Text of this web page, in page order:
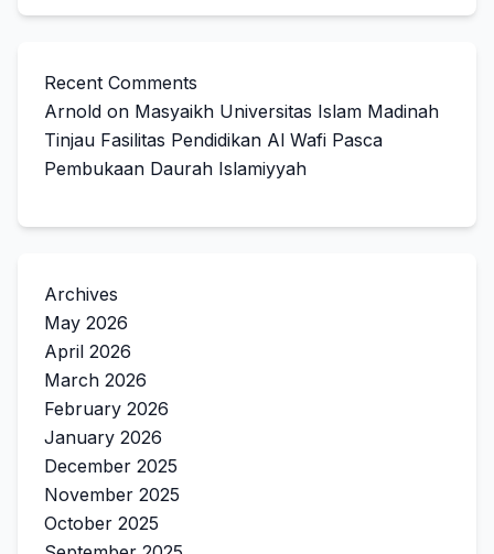
Recent Comments
Arnold on Masyaikh Universitas Islam Madinah
Tinjau Fasilitas Pendidikan Al Wafi Pasca
Pembukaan Daurah Islamiyyah
Archives
May 2026
April 2026
March 2026
February 2026
January 2026
December 2025
November 2025
October 2025